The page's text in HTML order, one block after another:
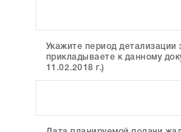
Укажите период детализации
прикладываете к данному
11.02.2018 г.)